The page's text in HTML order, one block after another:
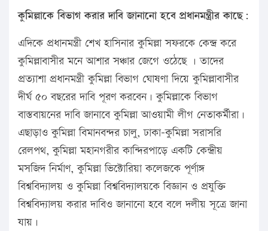
কুমিল্লাকে বিভাগ করার দাবি জানানো হবে প্রধানমন্ত্রীর কাছে:
এদিকে প্রধানমন্ত্রী শেখ হাসিনার কুমিল্লা সফরকে কেন্দ্র করে
কুমিল্লাবাসীর মনে আশার সঞ্চার জেগে ওঠেছে । তাদের
প্রত্যাশা প্রধানমন্ত্রী কুমিল্লা বিভাগ ঘোষণা দিয়ে কুমিল্লাবাসীর
দীর্ঘ ৫০ বছরের দাবি পূরণ করবেন। কুমিল্লাকে বিভাগ
বাস্তবায়নের দাবি জানাবে কুমিল্লা আওয়ামী লীগ নেতাকর্মীরা।
এছাড়াও কুমিল্লা বিমানবন্দর চালু, ঢাকা-কুমিল্লা সরাসরি
রেলপথ, কুমিল্লা মহানগরীর কান্দিরপাড়ে একটি কেন্দ্রীয়
মসজিদ নির্মাণ, কুমিল্লা ভিক্টোরিয়া কলেজকে পূর্ণাঙ্গ
বিশ্ববিদ্যালয় ও কুমিল্লা বিশ্ববিদ্যালয়কে বিজ্ঞান ও প্রযুক্তি
বিশ্ববিদ্যালয় করার দাবিও জানানো হবে বলে দলীয় সূত্রে জানা
যায়।